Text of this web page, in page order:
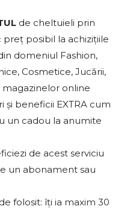
de cheltuieli prin
posibil la achizițiile
domeniul Fashion,
Cosmetice, Jucării,
online
beneficii EXTRA cum
un cadou la anumite
de acest serviciu
un abonament sau
folosit: îți ia maxim 30